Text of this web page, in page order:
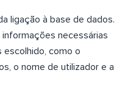
ligação à base de dados.
necessárias
escolhido, como o
o nome de utilizador e a